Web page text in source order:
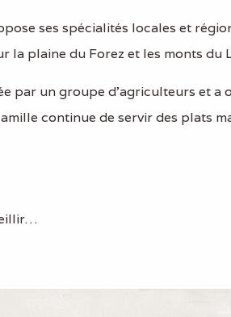
ses spécialités locales et
la plaine du Forez et les monts du
par un groupe d’agriculteurs et
continue de servir des plats